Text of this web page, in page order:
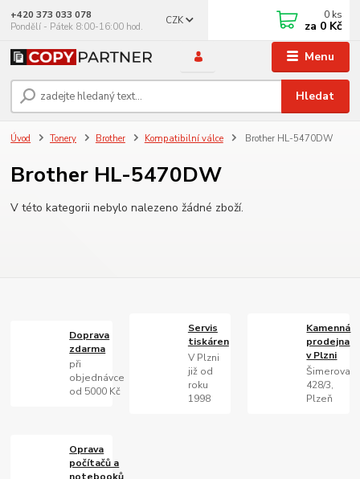
Menu
CZK
Hledat
+420 373 033 078
Pondělí - Pátek 8:00-16:00 hod.
0 ks
za 0 Kč
Úvod Tonery Brother Kompatibilní válce Brother HL-5470DW
Brother HL-5470DW
V této kategorii nebylo nalezeno žádné zboží.
Doprava
zdarma
při
objednávce
od 5000 Kč
Servis
tiskáren
V Plzni
již od
roku
1998
Kamenná
prodejna
v Plzni
Šimerova
428/3,
Plzeň
Oprava
počítačů a